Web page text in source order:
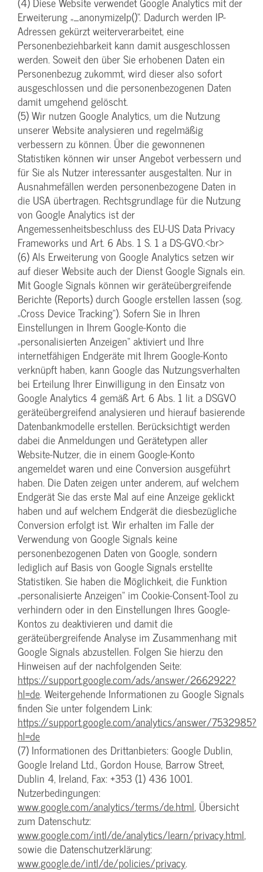
Erweiterung „_anonymizeIp()“. Dadurch werden IP-
Adressen gekürzt weiterverarbeitet, eine
Personenbeziehbarkeit kann damit ausgeschlossen
werden. Soweit den über Sie erhobenen Daten ein
Personenbezug zukommt, wird dieser also sofort
ausgeschlossen und die personenbezogenen Daten
damit umgehend gelöscht.
(5) Wir nutzen Google Analytics, um die Nutzung
unserer Website analysieren und regelmäßig
verbessern zu können. Über die gewonnenen
Statistiken können wir unser Angebot verbessern und
für Sie als Nutzer interessanter ausgestalten. Nur in
Ausnahmefällen werden personenbezogene Daten in
die USA übertragen. Rechtsgrundlage für die Nutzung
von Google Analytics ist der
Angemessenheitsbeschluss des EU-US Data Privacy
Frameworks und Art. 6 Abs. 1 S. 1 a DS-GVO.<br>
(6) Als Erweiterung von Google Analytics setzen wir
auf dieser Website auch der Dienst Google Signals ein.
Mit Google Signals können wir geräteübergreifende
Berichte (Reports) durch Google erstellen lassen (sog.
„Cross Device Tracking“). Sofern Sie in Ihren
Einstellungen in Ihrem Google-Konto die
„personalisierten Anzeigen“ aktiviert und Ihre
internetfähigen Endgeräte mit Ihrem Google-Konto
verknüpft haben, kann Google das Nutzungsverhalten
bei Erteilung Ihrer Einwilligung in den Einsatz von
Google Analytics 4 gemäß Art. 6 Abs. 1 lit. a DSGVO
geräteübergreifend analysieren und hierauf basierende
Datenbankmodelle erstellen. Berücksichtigt werden
dabei die Anmeldungen und Gerätetypen aller
Website-Nutzer, die in einem Google-Konto
angemeldet waren und eine Conversion ausgeführt
haben. Die Daten zeigen unter anderem, auf welchem
Endgerät Sie das erste Mal auf eine Anzeige geklickt
haben und auf welchem Endgerät die diesbezügliche
Conversion erfolgt ist. Wir erhalten im Falle der
Verwendung von Google Signals keine
personenbezogenen Daten von Google, sondern
lediglich auf Basis von Google Signals erstellte
Statistiken. Sie haben die Möglichkeit, die Funktion
„personalisierte Anzeigen“ im Cookie-Consent-Tool zu
verhindern oder in den Einstellungen Ihres Google-
Kontos zu deaktivieren und damit die
geräteübergreifende Analyse im Zusammenhang mit
Google Signals abzustellen. Folgen Sie hierzu den
Hinweisen auf der nachfolgenden Seite:
https://support.google.com/ads/answer/2662922?
hl=de. Weitergehende Informationen zu Google Signals
finden Sie unter folgendem Link:
https://support.google.com/analytics/answer/7532985?
hl=de
(7) Informationen des Drittanbieters: Google Dublin,
Google Ireland Ltd., Gordon House, Barrow Street,
Dublin 4, Ireland, Fax: +353 (1) 436 1001.
Nutzerbedingungen:
www.google.com/analytics/terms/de.html, Übersicht
zum Datenschutz:
www.google.com/intl/de/analytics/learn/privacy.html,
sowie die Datenschutzerklärung:
www.google.de/intl/de/policies/privacy.